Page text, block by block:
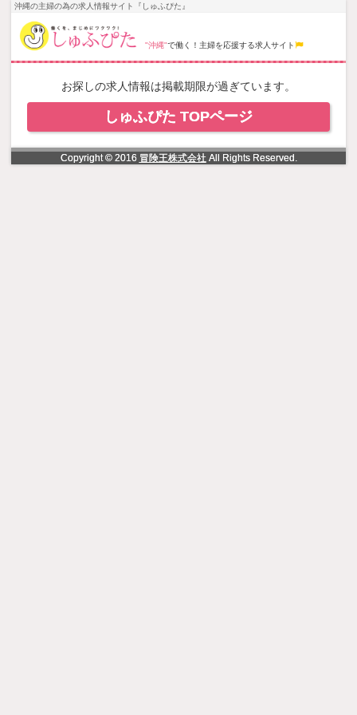
NowLoading
沖縄の主婦の為の求人情報サイト『しゅふぴた』
"沖縄"で働く！主婦を応援する求人サイト
お探しの求人情報は掲載期限が過ぎています。
しゅふぴた TOPページ
Copyright © 2016 冒険王株式会社All Rights Reserved.